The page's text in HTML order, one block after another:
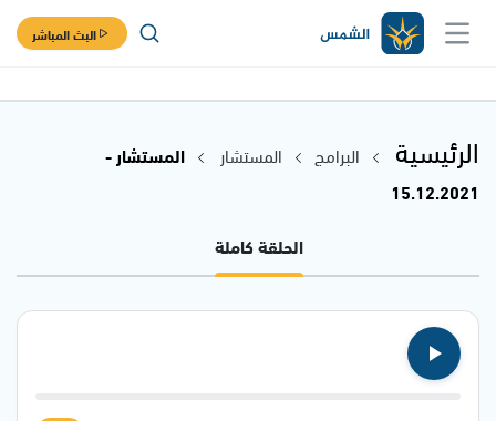
البث المباشر
الرئيسية البرامج المستشار
المستشار -
15.12.2021
الحلقة كاملة